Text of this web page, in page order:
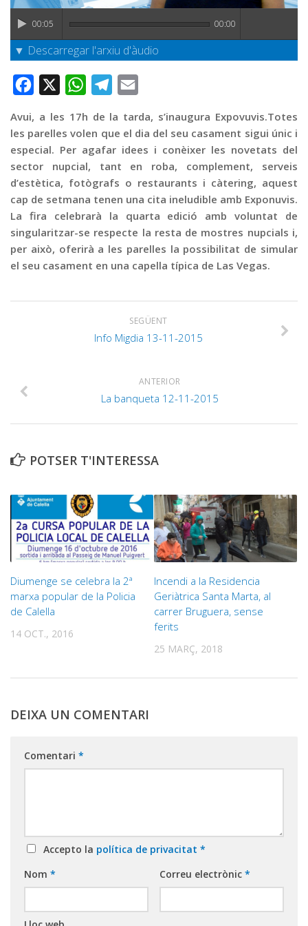
Publicitat
Contacte
00:05 00:00
▼ Descarregar l'arxiu d'àudio
Facebook WhatsAppTelegram
Avui, a les 17h de la tarda, s’inaugura Expovuvis.Totes
les parelles volen que el dia del seu casament sigui únic i
especial. Per agafar idees i conèixer les novetats del
sector nupcial, tant en roba, complement, serveis
d’estètica, fotògrafs o restaurants i càtering, aquest
cap de setmana tenen una cita ineludible amb Exponuvis.
La fira celebrarà la quarta edició amb voluntat de
singularitzar-se respecte la resta de mostres nupcials i,
per això, oferirà a les parelles la possibilitat de simular
el seu casament en una capella típica de Las Vegas.
SEGÜENT
Info Migdia 13-11-2015
ANTERIOR
La banqueta 12-11-2015
POTSER T'INTERESSA
Diumenge se celebra la 2ª
marxa popular de la Policia
de Calella
14 OCT., 2016
Incendi a la Residencia
Geriàtrica Santa Marta, al
carrer Bruguera, sense
ferits
25 MARÇ, 2018
DEIXA UN COMENTARI
Comentari *
Accepto la política de privacitat *
Nom * Correu electrònic *